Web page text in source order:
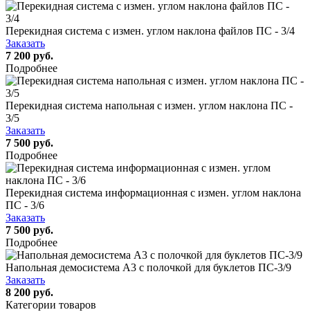
Перекидная система с измен. углом наклона файлов ПС - 3/4
Заказать
7 200 руб.
Подробнее
Перекидная система напольная с измен. углом наклона ПС -
3/5
Заказать
7 500 руб.
Подробнее
Перекидная система информационная с измен. углом наклона
ПС - 3/6
Заказать
7 500 руб.
Подробнее
Напольная демосистема А3 с полочкой для буклетов ПС-3/9
Заказать
8 200 руб.
Категории товаров